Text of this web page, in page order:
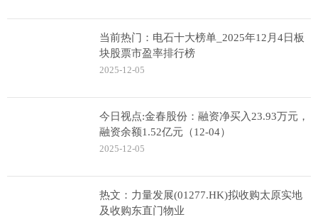
当前热门：电石十大榜单_2025年12月4日板
块股票市盈率排行榜
2025-12-05
今日视点:金春股份：融资净买入23.93万元，
融资余额1.52亿元（12-04）
2025-12-05
热文：力量发展(01277.HK)拟收购太原实地
及收购东直门物业